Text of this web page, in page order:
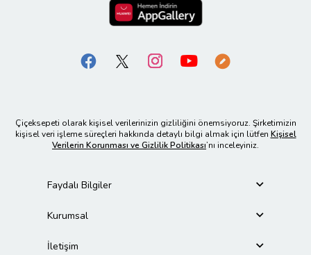
Çiçeksepeti olarak kişisel verilerinizin gizliliğini önemsiyoruz. Şirketimizin
kişisel veri işleme süreçleri hakkında detaylı bilgi almak için lütfen Kişisel
Verilerin Korunması ve Gizlilik Politikası’nı inceleyiniz.
Faydalı Bilgiler
Kurumsal
İletişim